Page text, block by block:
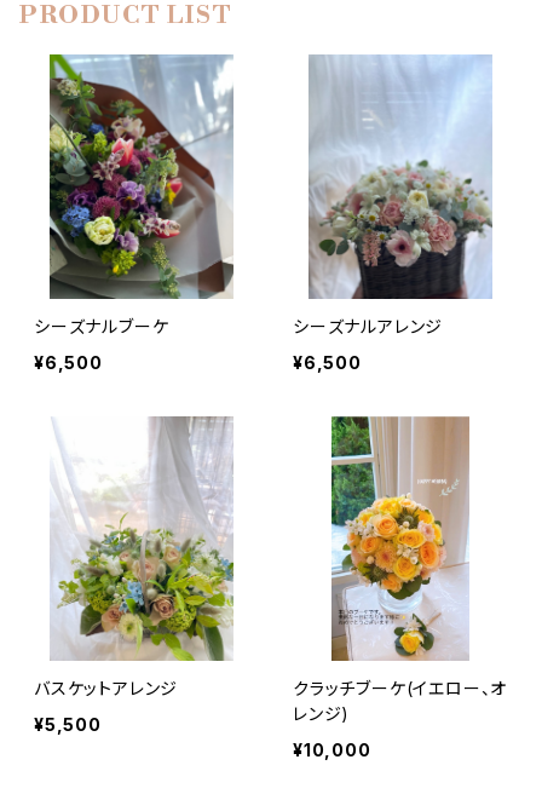
PRODUCT LIST
シーズナルブーケ
¥6,500
シーズナルアレンジ
¥6,500
バスケットアレンジ
¥5,500
クラッチブーケ(イエロー、オ
レンジ)
¥10,000